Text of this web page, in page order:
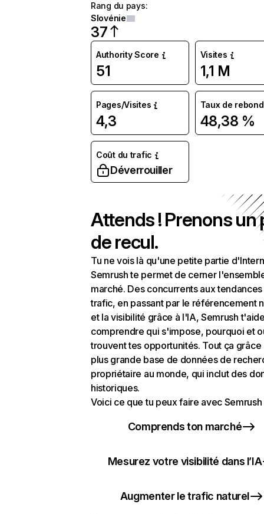
Rang du pays:
Slovénie
37
Authority Score
51
Visites
1,1 M
Pages/Visites
4,3
Taux de rebond
48,38 %
Coût du trafic
Déverrouiller
Attends ! Prenons un
de recul.
Tu ne vois là qu'une petite partie
Semrush te permet de cerner
marché. Des concurrents aux
trafic, en passant par le référencement
et la visibilité grâce à l'IA, Semrush
comprendre qui s'impose, pourquoi et
trouvent tes opportunités. Tout ça grâce
plus grande base de données de
propriétaire au monde, qui inclut des
historiques.
Voici ce que tu peux faire avec Semrush
Comprends ton marché
Mesurez votre visibilité dans l’IA
Augmenter le trafic naturel